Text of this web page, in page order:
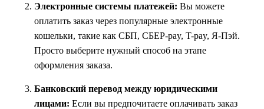
Электронные системы платежей: Вы можете
оплатить заказ через популярные электронные
кошельки, такие как СБП, СБЕР-pay, T-pay, Я-Пэй.
Просто выберите нужный способ на этапе
оформления заказа.
Банковский перевод между юридическими
лицами: Если вы предпочитаете оплачивать заказ